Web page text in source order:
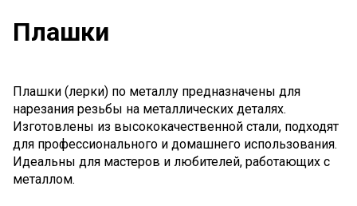
Плашки
Плашки (лерки) по металлу предназначены для
нарезания резьбы на металлических деталях.
Изготовлены из высококачественной стали, подходят
для профессионального и домашнего использования.
Идеальны для мастеров и любителей, работающих с
металлом.